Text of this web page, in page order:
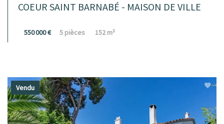
COEUR SAINT BARNABÉ - MAISON DE VILLE
550 000 € 5 pièces 152 m²
Vendu